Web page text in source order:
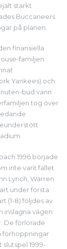
starkt
Buccaneers
på planen.
finansiella
familjen
Yankees) och
bud vann
tog över
1996 började
inte varit fallet
Lynch, Warren
under första
(1-8) följdes av
inslagna vägen
De förlorade
förhoppningar
1999-